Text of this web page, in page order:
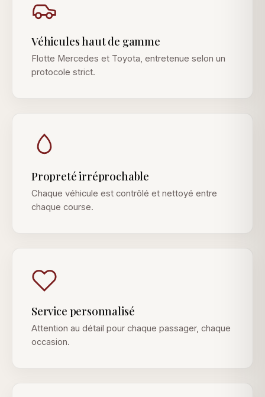
Véhicules haut de gamme
Flotte Mercedes et Toyota, entretenue selon un
protocole strict.
Propreté irréprochable
Chaque véhicule est contrôlé et nettoyé entre
chaque course.
Service personnalisé
Attention au détail pour chaque passager, chaque
occasion.